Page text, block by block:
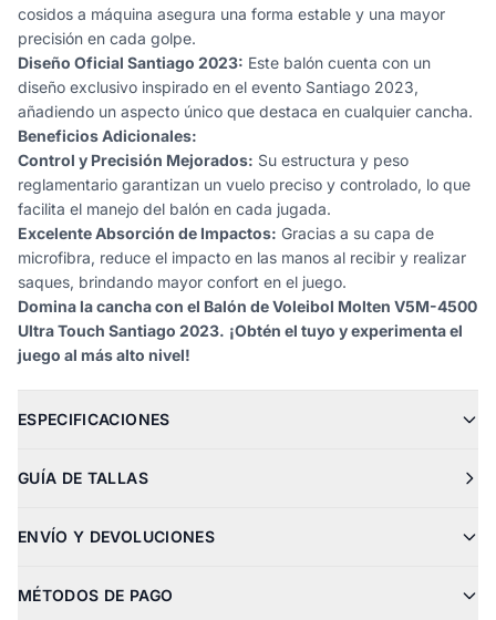
cosidos a máquina asegura una forma estable y una mayor
precisión en cada golpe.
Diseño Oficial Santiago 2023: Este balón cuenta con un
diseño exclusivo inspirado en el evento Santiago 2023,
añadiendo un aspecto único que destaca en cualquier cancha.
Beneficios Adicionales:
Control y Precisión Mejorados: Su estructura y peso
reglamentario garantizan un vuelo preciso y controlado, lo que
facilita el manejo del balón en cada jugada.
Excelente Absorción de Impactos: Gracias a su capa de
microfibra, reduce el impacto en las manos al recibir y realizar
saques, brindando mayor confort en el juego.
Domina la cancha con el Balón de Voleibol Molten V5M-4500
Ultra Touch Santiago 2023. ¡Obtén el tuyo y experimenta el
juego al más alto nivel!
ESPECIFICACIONES
GUÍA DE TALLAS
ENVÍO Y DEVOLUCIONES
MÉTODOS DE PAGO